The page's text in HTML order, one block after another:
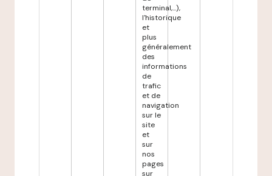
terminal,...),
l'historique
et
plus
généralement
des
informations
de
trafic
et de
navigation
sur le
site
et
sur
nos
pages
sur